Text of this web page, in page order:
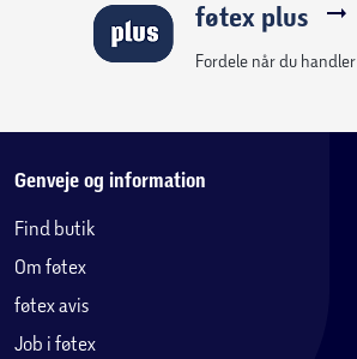
føtex plus
Fordele når du handler
Genveje og information
Find butik
Om føtex
føtex avis
Job i føtex